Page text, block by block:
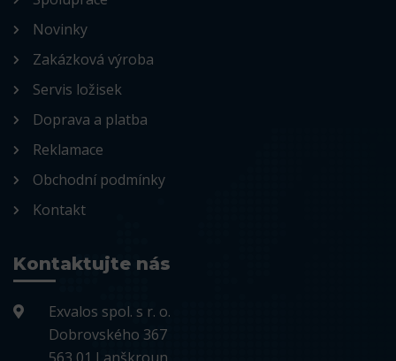
Novinky
Zakázková výroba
Servis ložisek
Doprava a platba
Reklamace
Obchodní podmínky
Kontakt
Kontaktujte nás
Exvalos spol. s r. o.
Dobrovského 367